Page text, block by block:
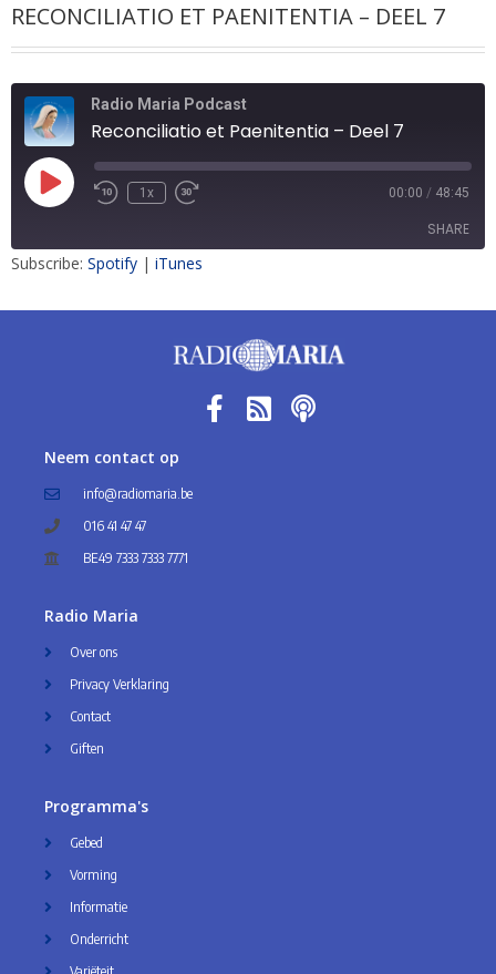
RECONCILIATIO ET PAENITENTIA – DEEL 7
Radio Maria Podcast
Reconciliatio et Paenitentia – Deel 7
1x 00:00 / 48:45
SHARE
Subscribe: Spotify | iTunes
Neem contact op
info@radiomaria.be
016 41 47 47
BE49 7333 7333 7771
Radio Maria
Over ons
Privacy Verklaring
Contact
Giften
Programma's
Gebed
Vorming
Informatie
Onderricht